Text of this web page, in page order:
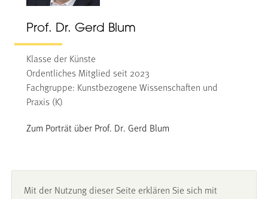
Prof. Dr. Gerd Blum
Klasse der Künste
Ordentliches Mitglied seit 2023
Fachgruppe: Kunstbezogene Wissenschaften und
Praxis (K)
Zum Porträt über Prof. Dr. Gerd Blum
Mit der Nutzung dieser Seite erklären Sie sich mit